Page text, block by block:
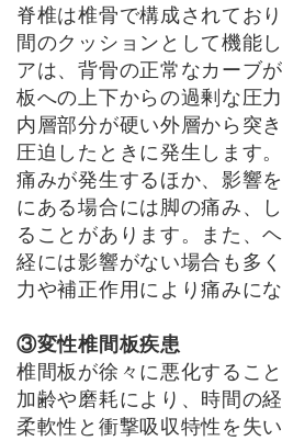
脊椎は椎骨で構成されてお
間のクッションとして機能
アは、背骨の正常なカーブ
板への上下からの過剰な圧
内層部分が硬い外層から突
圧迫したときに発生します
痛みが発生するほか、影響
にある場合には脚の痛み、
ることがあります。また、
経には影響がない場合も多
力や補正作用により痛みに
③変性椎間板疾患
椎間板が徐々に悪化するこ
加齢や磨耗により、時間の
柔軟性と衝撃吸収特性を失